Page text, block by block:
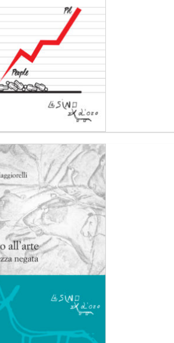
Aggiungi
alla lista
dei
desideri